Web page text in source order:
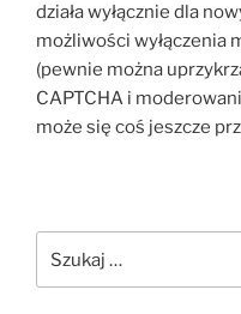
działa wyłącznie dla
możliwości wyłączenia
(pewnie można
CAPTCHA i
może się coś jeszcze